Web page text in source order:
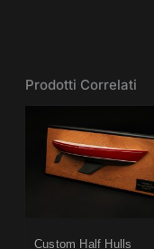
Prodotti Correlati
Custom Half Hulls